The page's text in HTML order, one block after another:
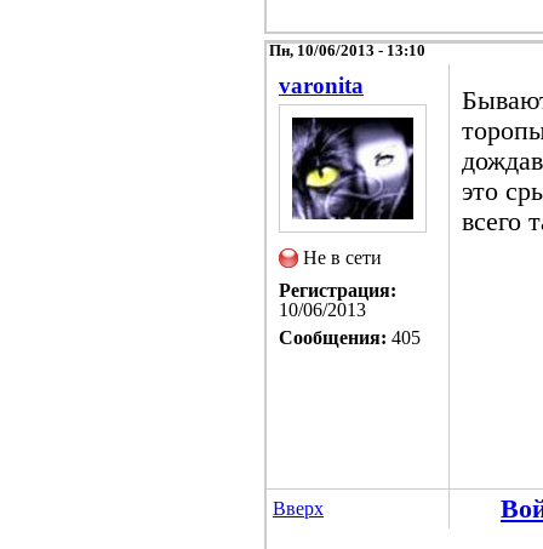
Пн, 10/06/2013 - 13:10
varonita
Не в сети
Регистрация:
10/06/2013
Сообщения: 405
это
всего
Вверх